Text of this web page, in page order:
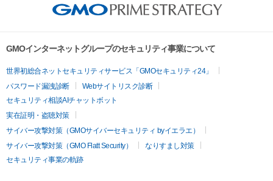
GMOインターネットグループのセキュリティ事業について
世界初総合ネットセキュリティサービス「GMOセキュリティ24」
パスワード漏洩診断
Webサイトリスク診断
セキュリティ相談AIチャットボット
実在証明・盗聴対策
サイバー攻撃対策（GMOサイバーセキュリティ byイエラエ）
サイバー攻撃対策（GMO Flatt Security）
なりすまし対策
セキュリティ事業の軌跡